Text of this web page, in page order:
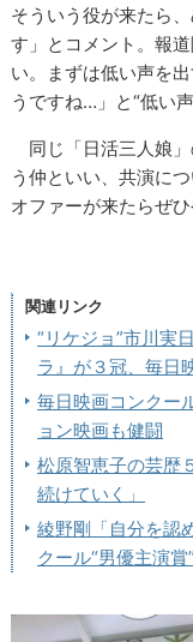
そういう役が来たら
す」とコメント。報
い。まずは低い声を
うですね…」と“低い
同じ「日活三人娘
う仲といい、共演に
オファーが来たらぜ
関連リンク
“リケジョ”市川
ラ』が３冠、毎日
毎日映画コンクー
ョン映画も健闘
松原智恵子の芸歴
続けていく」
綾野剛「自分を認
クール“男優主演賞